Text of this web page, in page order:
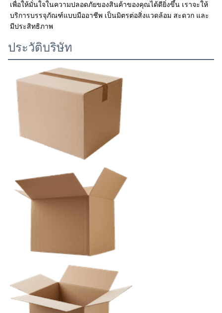
เพื่อให้มั่นใจในความปลอดภัยของสินค้าของคุณได้ดียิ่งขึ้น เราจะให้
บริการบรรจุภัณฑ์แบบมืออาชีพ เป็นมิตรต่อสิ่งแวดล้อม สะดวก และ
มีประสิทธิภาพ
ประวัติบริษัท